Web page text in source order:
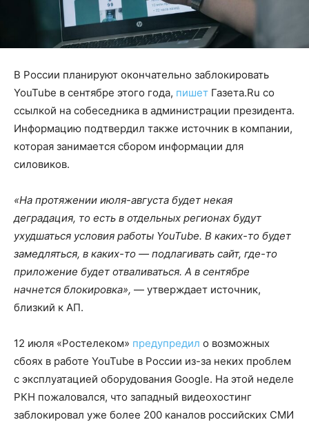
В России планируют окончательно заблокировать
YouTube в сентябре этого года, пишет Газета.Ru со
ссылкой на собеседника в администрации президента.
Информацию подтвердил также источник в компании,
которая занимается сбором информации для
силовиков.
«На протяжении июля-августа будет некая
деградация, то есть в отдельных регионах будут
ухудшаться условия работы YouTube. В каких-то будет
замедляться, в каких-то — подлагивать сайт, где-то
приложение будет отваливаться. А в сентябре
начнется блокировка», — утверждает источник,
близкий к АП.
12 июля «Ростелеком» предупредил о возможных
сбоях в работе YouTube в России из-за неких проблем
с эксплуатацией оборудования Google. На этой неделе
РКН пожаловался, что западный видеохостинг
заблокировал уже более 200 каналов российских СМИ